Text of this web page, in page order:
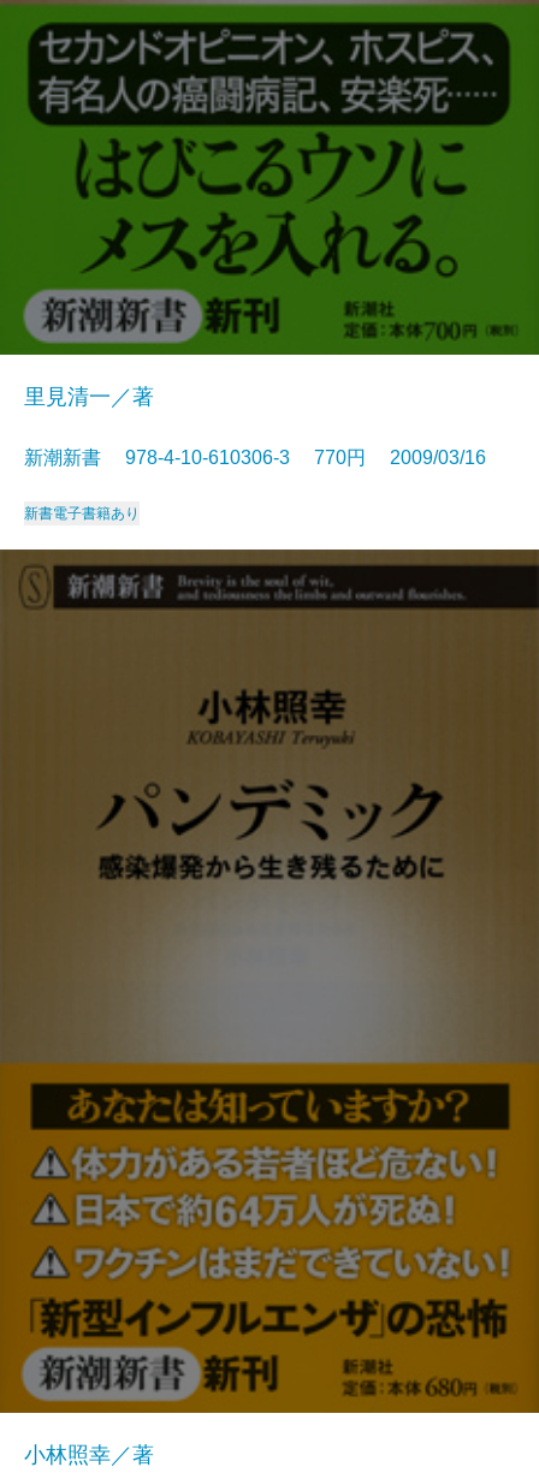
里見清一／著
新潮新書 978-4-10-610306-3 770円 2009/03/16
新書電子書籍あり
小林照幸／著